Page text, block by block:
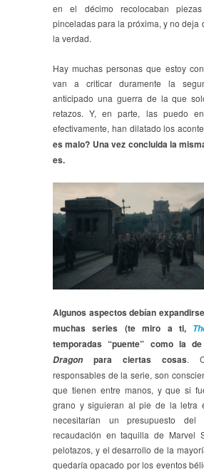
en el décimo recolocaban
pinceladas para la próxima, y no deja
la verdad.
Hay muchas personas que estoy
van a criticar duramente la
anticipado una guerra de la que
retazos. Y, en parte, las puedo
efectivamente, han dilatado los
es malo? Una vez concluida la
es.
Algunos aspectos debían
muchas series (te miro a ti,
temporadas “puente” como la
Dragon para ciertas cosas.
responsables de la serie, son
que tienen entre manos, y que si
grano y siguieran al pie de la letra
necesitarían un presupuesto
recaudación en taquilla de Marvel
pelotazos, y el desarrollo de la
quedaría opacado por los eventos